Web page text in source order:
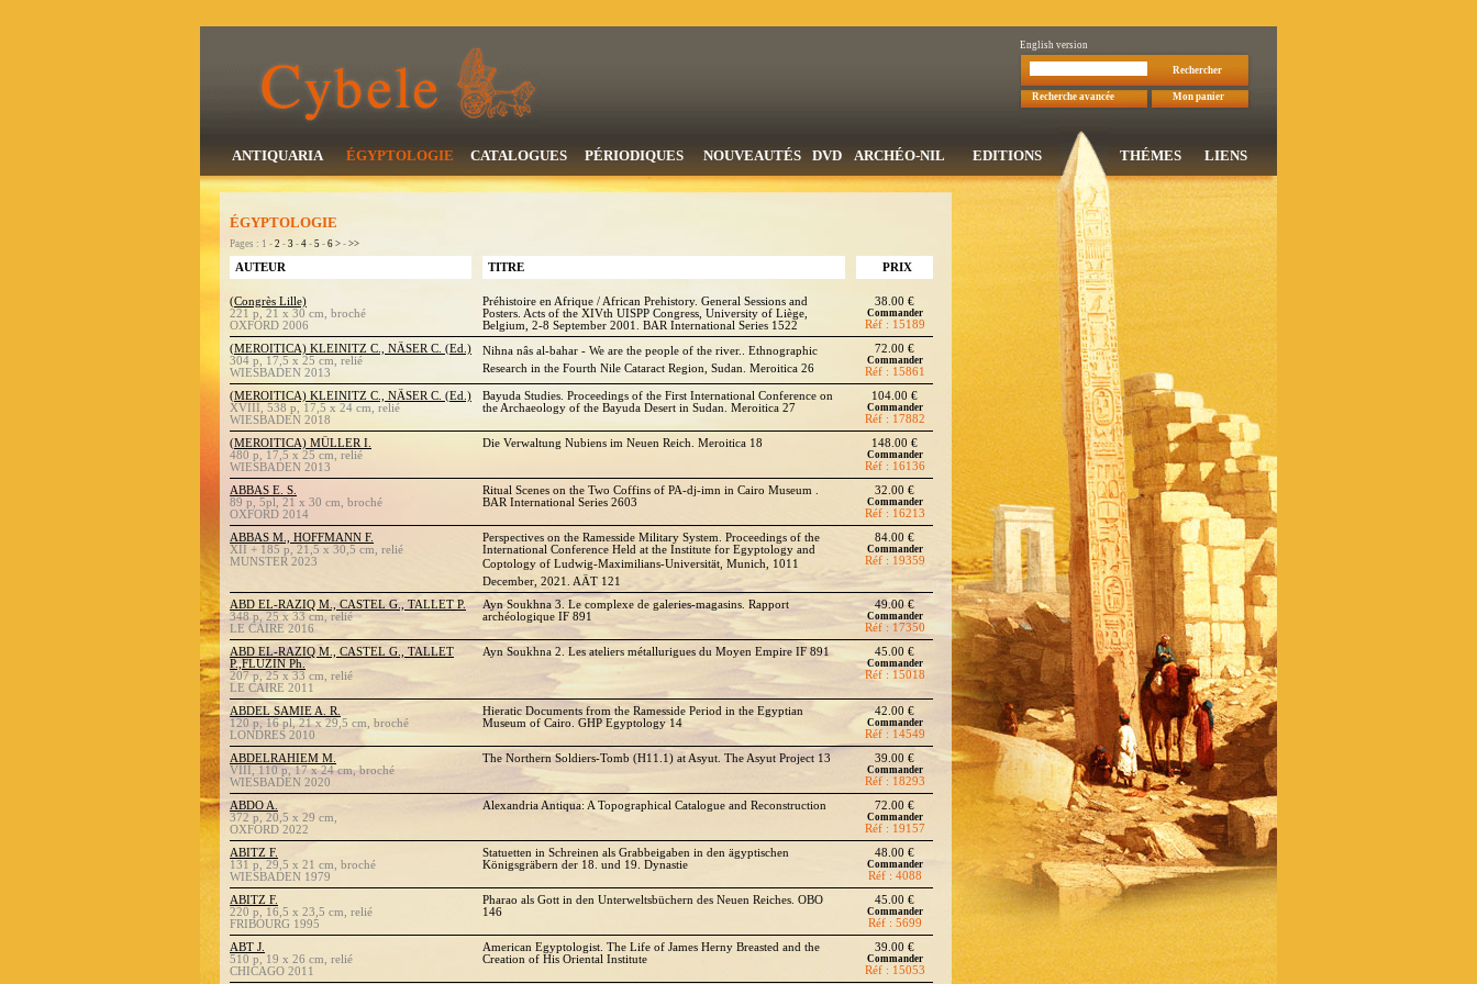
English version
Rechercher
Recherche avancée Mon panier
ANTIQUARIA ÉGYPTOLOGIE CATALOGUES PÉRIODIQUES NOUVEAUTÉS DVD ARCHÉO-NIL EDITIONS THÉMES LIENS
ÉGYPTOLOGIE
Pages : 1 - 2 - 3 - 4 - 5 - 6 > - >>
AUTEUR TITRE PRIX
(Congrès Lille)
221 p, 21 x 30 cm, broché
OXFORD 2006
Préhistoire en Afrique / African Prehistory. General Sessions and
Posters. Acts of the XIVth UISPP Congress, University of Liège,
Belgium, 2-8 September 2001. BAR International Series 1522
38.00 €
Commander
Réf : 15189
(MEROITICA) KLEINITZ C., NÄSER C. (Ed.)
304 p, 17,5 x 25 cm, relié
WIESBADEN 2013
Nihna nâs al-bahar - We are the people of the river.. Ethnographic
Research in the Fourth Nile Cataract Region, Sudan. Meroitica 26
72.00 €
Commander
Réf : 15861
(MEROITICA) KLEINITZ C., NÄSER C. (Ed.)
XVIII, 538 p, 17,5 x 24 cm, relié
WIESBADEN 2018
Bayuda Studies. Proceedings of the First International Conference on
the Archaeology of the Bayuda Desert in Sudan. Meroitica 27
104.00 €
Commander
Réf : 17882
(MEROITICA) MÜLLER I.
480 p, 17,5 x 25 cm, relié
WIESBADEN 2013
Die Verwaltung Nubiens im Neuen Reich. Meroitica 18 148.00 €
Commander
Réf : 16136
ABBAS E. S.
89 p, 5pl, 21 x 30 cm, broché
OXFORD 2014
Ritual Scenes on the Two Coffins of PA-dj-imn in Cairo Museum .
BAR International Series 2603
32.00 €
Commander
Réf : 16213
ABBAS M., HOFFMANN F.
XII + 185 p, 21,5 x 30,5 cm, relié
MUNSTER 2023
Perspectives on the Ramesside Military System. Proceedings of the
International Conference Held at the Institute for Egyptology and
Coptology of Ludwig-Maximilians-Universität, Munich, 1011
December, 2021. AÄT 121
84.00 €
Commander
Réf : 19359
ABD EL-RAZIQ M., CASTEL G., TALLET P.
348 p, 25 x 33 cm, relié
LE CAIRE 2016
Ayn Soukhna 3. Le complexe de galeries-magasins. Rapport
archéologique IF 891
49.00 €
Commander
Réf : 17350
ABD EL-RAZIQ M., CASTEL G., TALLET
P.,FLUZIN Ph.
207 p, 25 x 33 cm, relié
LE CAIRE 2011
Ayn Soukhna 2. Les ateliers métallurigues du Moyen Empire IF 891 45.00 €
Commander
Réf : 15018
ABDEL SAMIE A. R.
120 p, 16 pl, 21 x 29,5 cm, broché
LONDRES 2010
Hieratic Documents from the Ramesside Period in the Egyptian
Museum of Cairo. GHP Egyptology 14
42.00 €
Commander
Réf : 14549
ABDELRAHIEM M.
VIII, 110 p, 17 x 24 cm, broché
WIESBADEN 2020
The Northern Soldiers-Tomb (H11.1) at Asyut. The Asyut Project 13 39.00 €
Commander
Réf : 18293
ABDO A.
372 p, 20,5 x 29 cm,
OXFORD 2022
Alexandria Antiqua: A Topographical Catalogue and Reconstruction 72.00 €
Commander
Réf : 19157
ABITZ F.
131 p, 29,5 x 21 cm, broché
WIESBADEN 1979
Statuetten in Schreinen als Grabbeigaben in den ägyptischen
Königsgräbern der 18. und 19. Dynastie
48.00 €
Commander
Réf : 4088
ABITZ F.
220 p, 16,5 x 23,5 cm, relié
FRIBOURG 1995
Pharao als Gott in den Unterweltsbüchern des Neuen Reiches. OBO
146
45.00 €
Commander
Réf : 5699
ABT J.
510 p, 19 x 26 cm, relié
CHICAGO 2011
American Egyptologist. The Life of James Herny Breasted and the
Creation of His Oriental Institute
39.00 €
Commander
Réf : 15053